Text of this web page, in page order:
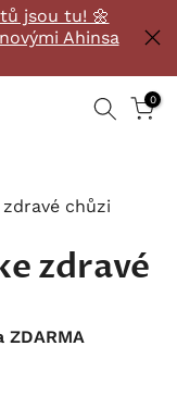
jsou tu! 🌼
Ahinsa
0
chůzi
zdravé